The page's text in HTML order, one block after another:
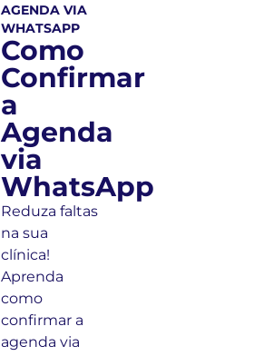
AGENDA VIA
WHATSAPP
Como
Confirmar
a
Agenda
via
WhatsApp
Reduza faltas
na sua
clínica!
Aprenda
como
confirmar a
agenda via